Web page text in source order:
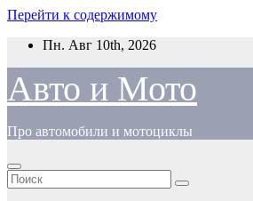
Перейти к содержимому
Пн. Авг 10th, 2026
Авто и Мото
Про автомобили и мотоциклы